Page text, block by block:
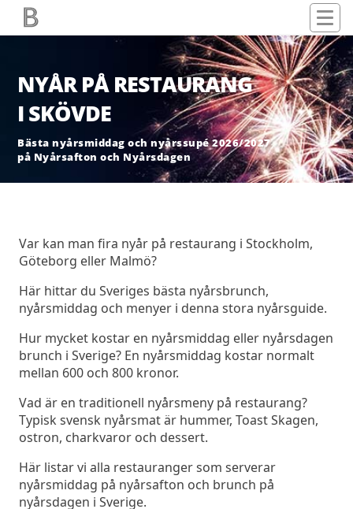
NYÅR PÅ RESTAURANG
I SKÖVDE
Bästa nyårsmiddag och nyårssupé 2026/2027
på Nyårsafton och Nyårsdagen
Var kan man fira nyår på restaurang i Stockholm,
Göteborg eller Malmö?
Här hittar du Sveriges bästa nyårsbrunch,
nyårsmiddag och menyer i denna stora nyårsguide.
Hur mycket kostar en nyårsmiddag eller nyårsdagen
brunch i Sverige? En nyårsmiddag kostar normalt
mellan 600 och 800 kronor.
Vad är en traditionell nyårsmeny på restaurang?
Typisk svensk nyårsmat är hummer, Toast Skagen,
ostron, charkvaror och dessert.
Här listar vi alla restauranger som serverar
nyårsmiddag på nyårsafton och brunch på
nyårsdagen i Sverige.